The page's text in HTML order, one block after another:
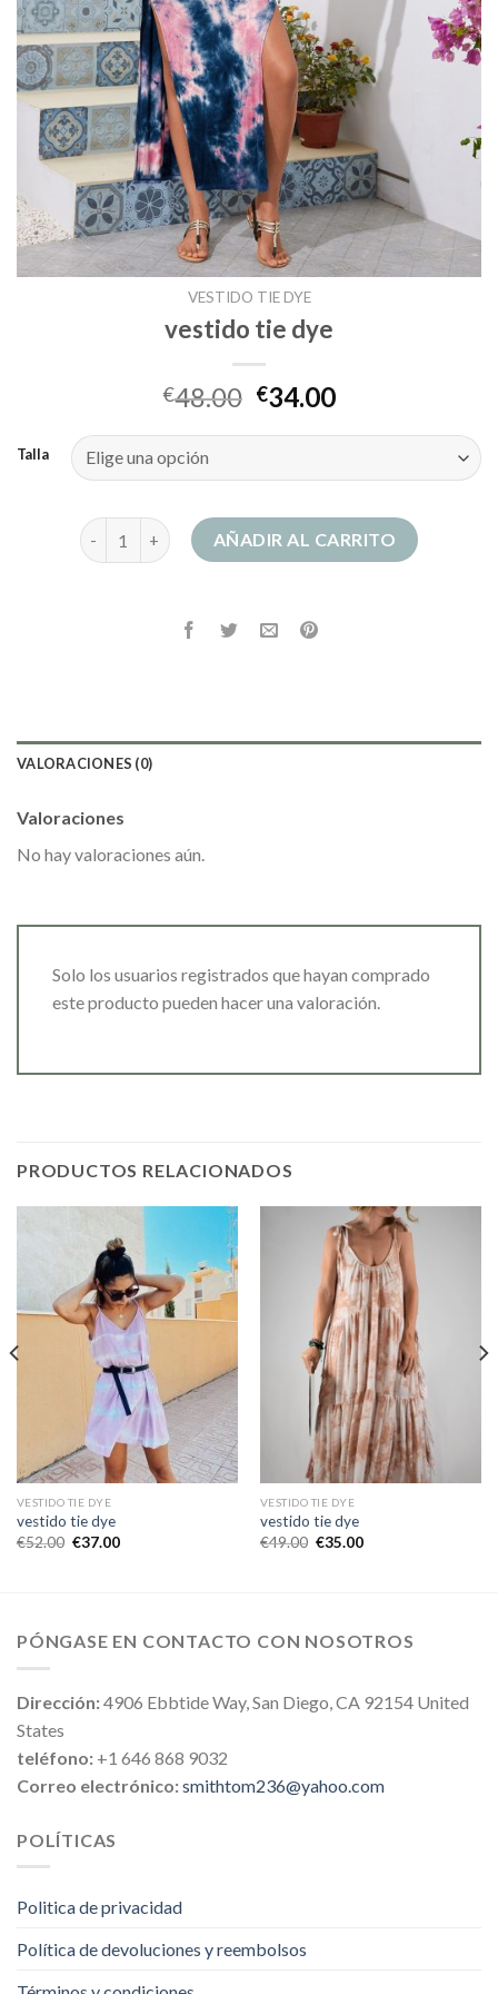
VESTIDO TIE DYE
vestido tie dye
€48.00 €34.00
Talla
vestido tie dye cantidadAÑADIR AL CARRITO
VALORACIONES (0)
Valoraciones
No hay valoraciones aún.
Solo los usuarios registrados que hayan comprado
este producto pueden hacer una valoración.
PRODUCTOS RELACIONADOS
VESTIDO TIE DYE
vestido tie dye
€52.00 €37.00
VESTIDO TIE DYE
vestido tie dye
€49.00 €35.00
PÓNGASE EN CONTACTO CON NOSOTROS
Dirección:4906 Ebbtide Way, San Diego, CA 92154 United
States
teléfono: +1 646 868 9032
Correo electrónico:smithtom236@yahoo.com
POLÍTICAS
Politica de privacidad
Política de devoluciones y reembolsos